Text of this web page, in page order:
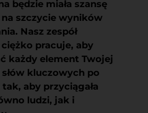
będzie miała szansę
na szczycie wyników
Nasz zespół
pracuje, aby
każdy element Twojej
kluczowych po
aby przyciągała
ludzi, jak i